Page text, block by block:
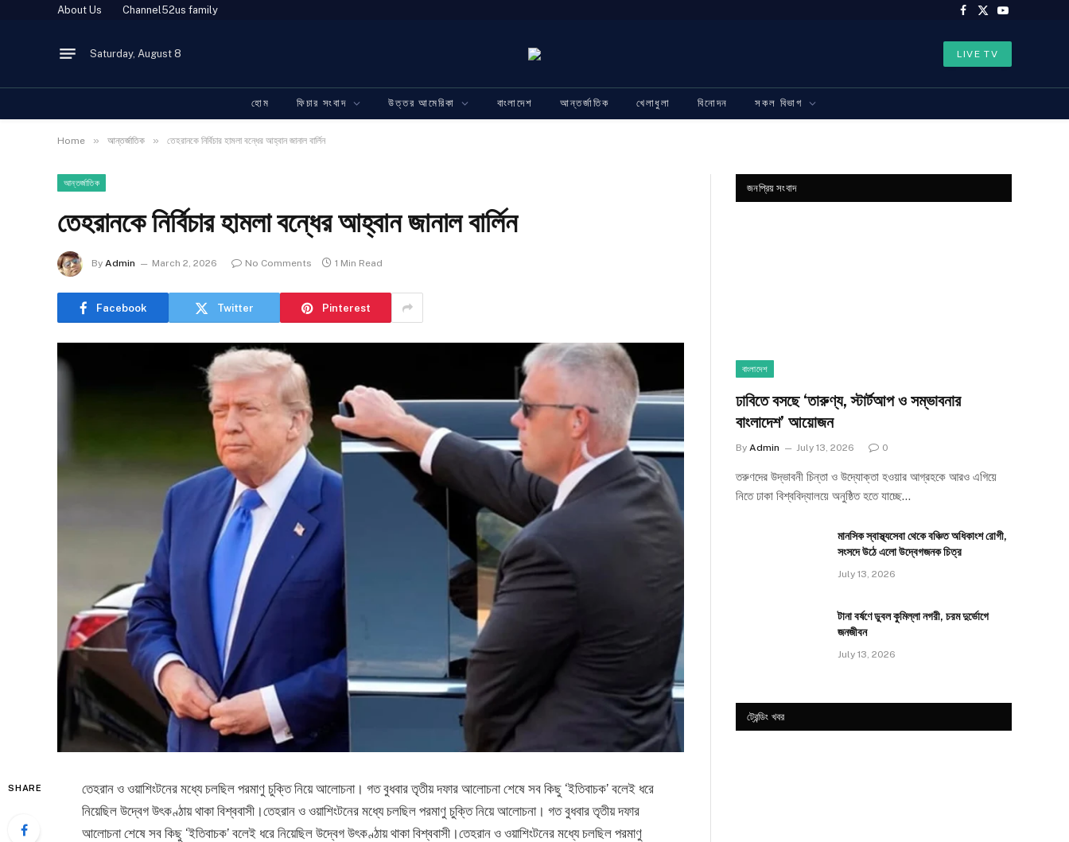
About Us Channel52us family
Facebook
X
YouTube
Saturday, August 8 LIVE TV
হোম ফিচার সংবাদ উত্তর আমেরিকা বাংলাদেশ আন্তর্জাতিক খেলাধুলা বিনোদন সকল বিভাগ
Home » আন্তর্জাতিক » তেহরানকে নির্বিচার হামলা বন্ধের আহ্বান জানাল বার্লিন
আন্তর্জাতিক
তেহরানকে নির্বিচার হামলা বন্ধের আহ্বান জানাল বার্লিন
By Admin March 2, 2026 No Comments 1 Min Read
Facebook Twitter Pinterest
SHARE
তেহরান ও ওয়াশিংটনের মধ্যে চলছিল পরমাণু চুক্তি নিয়ে আলোচনা। গত বুধবার তৃতীয় দফার আলোচনা শেষে সব কিছু ‘ইতিবাচক’ বলেই ধরে
নিয়েছিল উদ্বেগ উৎকণ্ঠায় থাকা বিশ্ববাসী।তেহরান ও ওয়াশিংটনের মধ্যে চলছিল পরমাণু চুক্তি নিয়ে আলোচনা। গত বুধবার তৃতীয় দফার
আলোচনা শেষে সব কিছু ‘ইতিবাচক’ বলেই ধরে নিয়েছিল উদ্বেগ উৎকণ্ঠায় থাকা বিশ্ববাসী।তেহরান ও ওয়াশিংটনের মধ্যে চলছিল পরমাণু
জনপ্রিয় সংবাদ
বাংলাদেশ
ঢাবিতে বসছে ‘তারুণ্য, স্টার্টআপ ও সম্ভাবনার
বাংলাদেশ’ আয়োজন
By Admin July 13, 2026 0
তরুণদের উদ্ভাবনী চিন্তা ও উদ্যোক্তা হওয়ার আগ্রহকে আরও এগিয়ে
নিতে ঢাকা বিশ্ববিদ্যালয়ে অনুষ্ঠিত হতে যাচ্ছে…
মানসিক স্বাস্থ্যসেবা থেকে বঞ্চিত অধিকাংশ রোগী,
সংসদে উঠে এলো উদ্বেগজনক চিত্র
July 13, 2026
টানা বর্ষণে ডুবল কুমিল্লা নগরী, চরম দুর্ভোগে
জনজীবন
July 13, 2026
ট্রেন্ডিং খবর